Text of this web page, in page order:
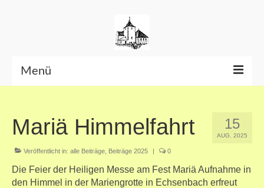
Menü
Datenschutzerklärung 15
AUG. 2025
Mariä Himmelfahrt
Veröffentlicht in: alle Beiträge Beiträge 2025 | 0
Die Feier der Heiligen Messe am Fest Mariä Aufnahme in
den Himmel in der Mariengrotte in Echsenbach erfreut